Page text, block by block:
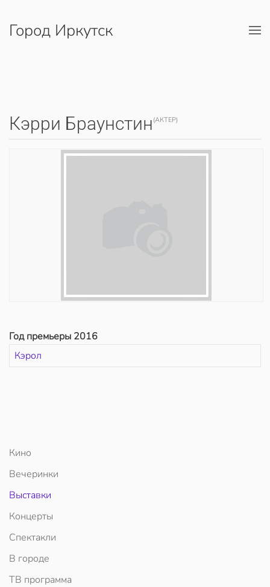
Перейти к содержимому
Город Иркутск
Кэрри Браунстин (АКТЕР)
Год премьеры 2016
Кэрол
Кино
Вечеринки
Выставки
Концерты
Спектакли
В городе
ТВ программа